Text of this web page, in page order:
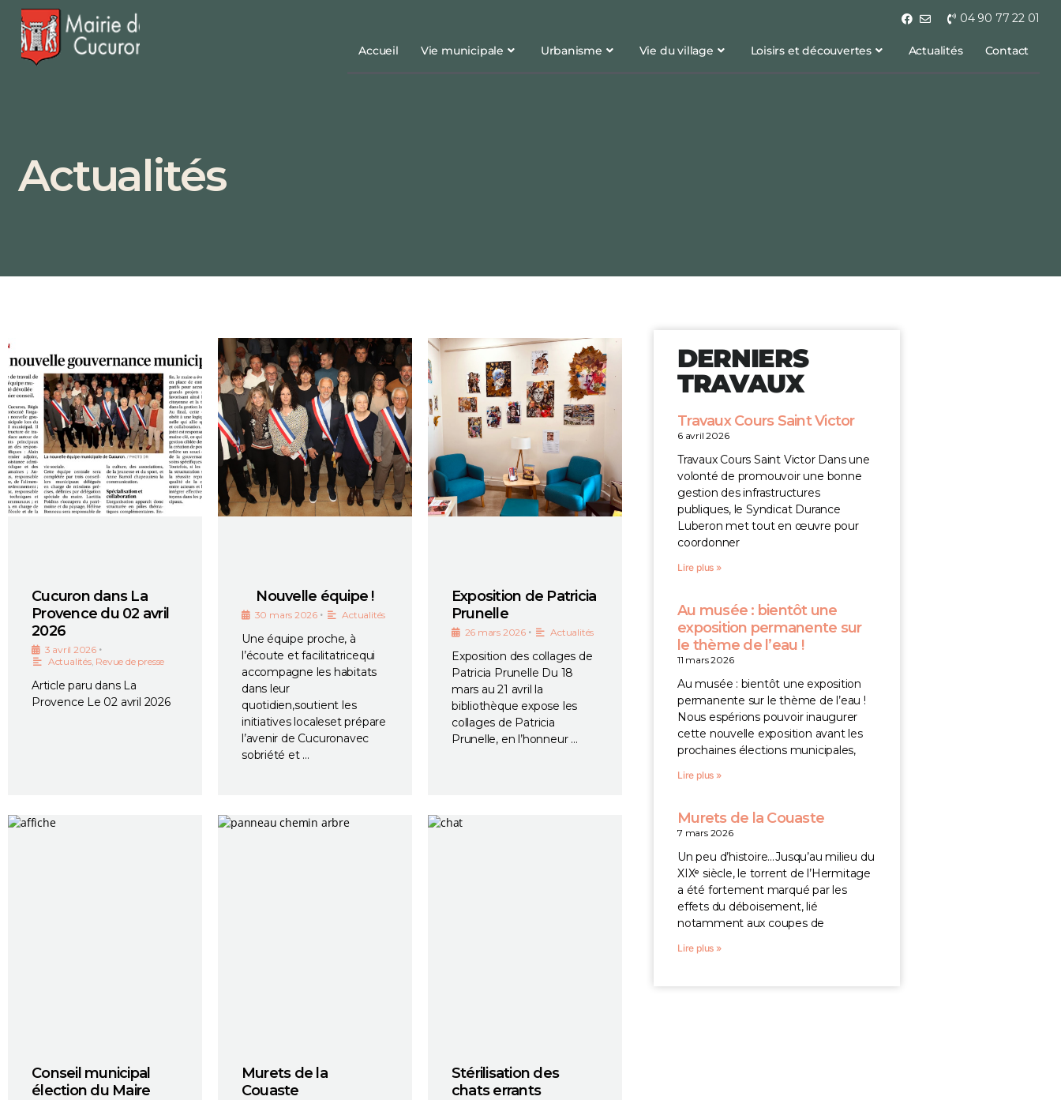
04 90 77 22 01
Accueil Vie municipale Urbanisme Vie du village Loisirs et découvertes Actualités Contact
Actualités
Cucuron dans La
Provence du 02 avril
2026
3 avril 2026 •
Actualités, Revue de presse
Article paru dans La
Provence Le 02 avril 2026
Nouvelle équipe !
30 mars 2026 • Actualités
Une équipe proche, à
l’écoute et facilitatricequi
accompagne les habitats
dans leur
quotidien,soutient les
initiatives localeset prépare
l’avenir de Cucuronavec
sobriété et …
Exposition de Patricia
Prunelle
26 mars 2026 • Actualités
Exposition des collages de
Patricia Prunelle Du 18
mars au 21 avril la
bibliothèque expose les
collages de Patricia
Prunelle, en l’honneur …
Conseil municipal
élection du Maire
Murets de la
Couaste
Stérilisation des
chats errants
DERNIERS
TRAVAUX
Travaux Cours Saint Victor
6 avril 2026
Travaux Cours Saint Victor Dans une
volonté de promouvoir une bonne
gestion des infrastructures
publiques, le Syndicat Durance
Luberon met tout en œuvre pour
coordonner
Lire plus »
Au musée : bientôt une
exposition permanente sur
le thème de l’eau !
11 mars 2026
Au musée : bientôt une exposition
permanente sur le thème de l’eau !
Nous espérions pouvoir inaugurer
cette nouvelle exposition avant les
prochaines élections municipales,
Lire plus »
Murets de la Couaste
7 mars 2026
Un peu d’histoire…Jusqu’au milieu du
XIXᵉ siècle, le torrent de l’Hermitage
a été fortement marqué par les
effets du déboisement, lié
notamment aux coupes de
Lire plus »